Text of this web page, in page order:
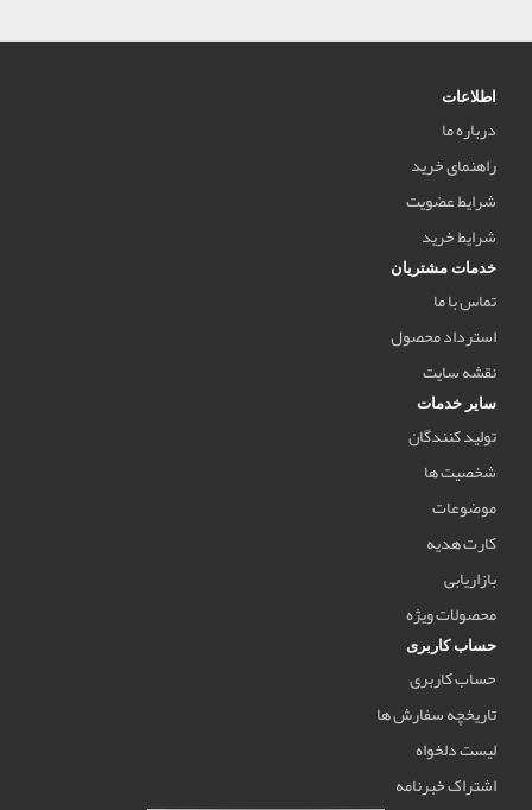
اطلاعات
درباره ما
راهنمای خرید
شرایط عضویت
شرایط خرید
خدمات مشتریان
تماس با ما
استرداد محصول
نقشه سایت
سایر خدمات
تولید کنندگان
شخصیت ها
موضوعات
کارت هدیه
بازاریابی
محصولات ویژه
حساب کاربری
حساب کاربری
تاریخچه سفارش ها
لیست دلخواه
اشتراک خبرنامه